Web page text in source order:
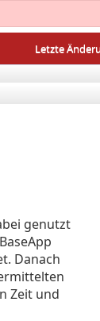
Letzte
genutzt
Danach
Zeit und